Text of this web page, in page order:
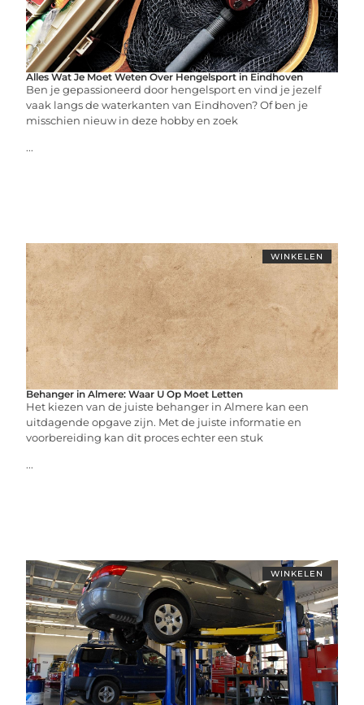
Alles Wat Je Moet Weten Over Hengelsport in Eindhoven
Ben je gepassioneerd door hengelsport en vind je jezelf
vaak langs de waterkanten van Eindhoven? Of ben je
misschien nieuw in deze hobby en zoek
...
WINKELEN
Behanger in Almere: Waar U Op Moet Letten
Het kiezen van de juiste behanger in Almere kan een
uitdagende opgave zijn. Met de juiste informatie en
voorbereiding kan dit proces echter een stuk
...
WINKELEN